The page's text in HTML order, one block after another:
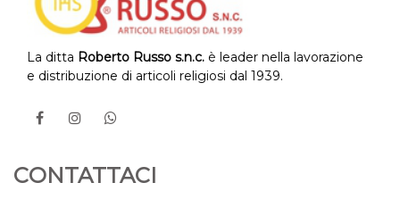
La ditta Roberto Russo s.n.c. è leader nella lavorazione
e distribuzione di articoli religiosi dal 1939.
CONTATTACI